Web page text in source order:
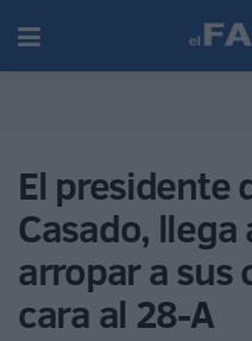
El presidente
Casado, llega
arropar a sus
cara al 28-A